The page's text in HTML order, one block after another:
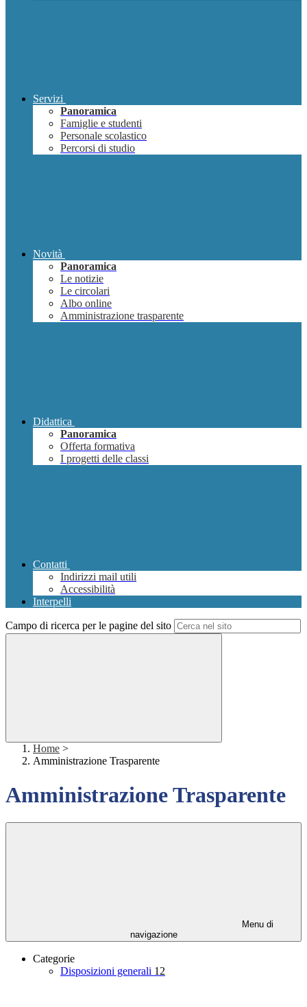
Servizi
Panoramica
Famiglie e studenti
Personale scolastico
Percorsi di studio
Novità
Panoramica
Le notizie
Le circolari
Albo online
Amministrazione trasparente
Didattica
Panoramica
Offerta formativa
I progetti delle classi
Contatti
Indirizzi mail utili
Accessibilità
Interpelli
Campo di ricerca per le pagine del sito
Home >
Amministrazione Trasparente
Amministrazione Trasparente
Menu di
navigazione
Categorie
Disposizioni generali 12